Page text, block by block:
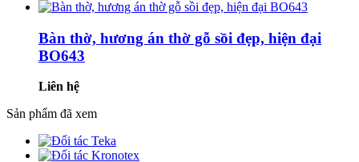
Bàn thờ, hương án thờ gỗ sồi đẹp, hiện đại
BO643
Liên hệ
Sản phẩm đã xem